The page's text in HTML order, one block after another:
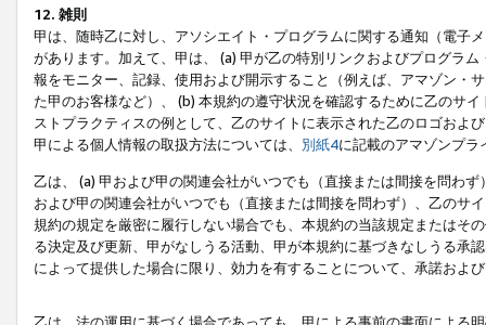
12. 雑則
甲は、随時乙に対し、アソシエイト・プログラムに関する通知（電子
があります。加えて、甲は、 (a) 甲が乙の特別リンクおよびプログラ
報をモニター、記録、使用および開示すること（例えば、アマゾン・
た甲のお客様など）、 (b) 本規約の遵守状況を確認するために乙のサ
ストプラクティスの例として、乙のサイトに表示された乙のロゴおよ
甲による個人情報の取扱方法については、 別紙4に記載のアマゾンプ
乙は、 (a) 甲および甲の関連会社がいつでも（直接または間接を問わ
および甲の関連会社がいつでも（直接または間接を問わず）、乙のサ
規約の規定を厳密に履行しない場合でも、本規約の当該規定またはそ
る決定及び更新、甲がなしうる活動、甲が本規約に基づきなしうる承
によって提供した場合に限り、効力を有することについて、承諾およ